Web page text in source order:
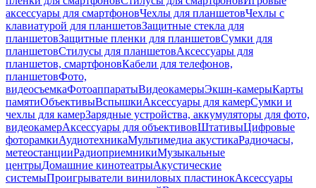
аксессуары для смартфоновЧехлы для планшетовЧехлы с
клавиатурой для планшетовЗащитные стекла для
планшетовЗащитные пленки для планшетовСумки для
планшетовСтилусы для планшетовАксессуары для
планшетов, смартфоновКабели для телефонов,
планшетовФото,
видеосъемкаФотоаппаратыВидеокамерыЭкшн-камерыКарты
памятиОбъективыВспышкиАксессуары для камерСумки и
чехлы для камерЗарядные устройства, аккумуляторы для фото,
видеокамерАксессуары для объективовШтативыЦифровые
фоторамкиАудиотехникаМультимедиа акустикаРадиочасы,
метеостанцииРадиоприемникиМузыкальные
центрыДомашние кинотеатрыАкустические
системыПроигрыватели виниловых пластинокАксессуары